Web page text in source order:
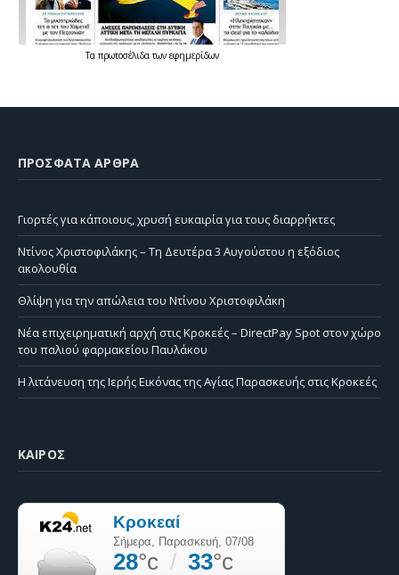
Τα πρωτοσέλιδατων εφημερίδων
ΠΡΌΣΦΑΤΑ ΆΡΘΡΑ
Γιορτές για κάποιους, χρυσή ευκαιρία για τους διαρρήκτες
Ντίνος Χριστοφιλάκης – Τη Δευτέρα 3 Αυγούστου η εξόδιος
ακολουθία
Θλίψη για την απώλεια του Ντίνου Χριστοφιλάκη
Νέα επιχειρηματική αρχή στις Κροκεές – DirectPay Spot στον χώρο
του παλιού φαρμακείου Παυλάκου
Η λιτάνευση της Ιερής Εικόνας της Αγίας Παρασκευής στις Κροκεές
ΚΑΙΡΌΣ